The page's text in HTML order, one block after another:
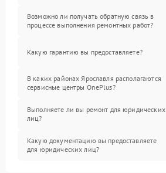
Возможно ли получать обратную связь в
процессе выполнения ремонтных работ?
Какую гарантию вы предоставляете?
В каких районах Ярославля располагаются
сервисные центры OnePlus?
Выполняете ли вы ремонт для юридических
лиц?
Какую документацию вы предоставляете
для юридических лиц?